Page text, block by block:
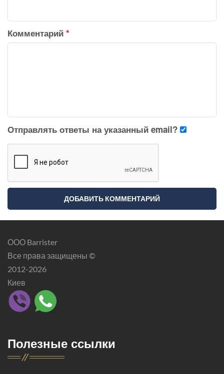
Комментарий *
Отправлять ответы на указанный email?
ООО Barrister
Все права защищены ©
2012-2026
Киев
Полезные ссылки